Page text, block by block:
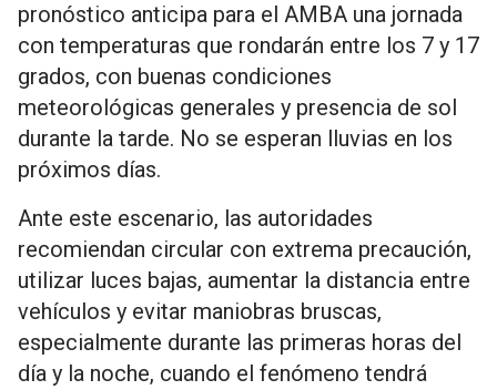
pronóstico anticipa para el AMBA una jornada
con temperaturas que rondarán entre los 7 y 17
grados, con buenas condiciones
meteorológicas generales y presencia de sol
durante la tarde. No se esperan lluvias en los
próximos días.
Ante este escenario, las autoridades
recomiendan circular con extrema precaución,
utilizar luces bajas, aumentar la distancia entre
vehículos y evitar maniobras bruscas,
especialmente durante las primeras horas del
día y la noche, cuando el fenómeno tendrá